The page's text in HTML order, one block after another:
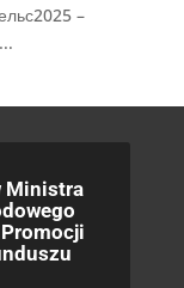
–
Ministra